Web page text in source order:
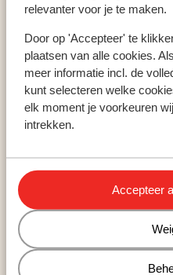
relevanter voor je te maken.
Door op 'Accepteer' te
plaatsen van alle cookies.
meer informatie incl. de
kunt selecteren welke
elk moment je voorkeuren
intrekken.
Accepteer
Populaire
Skicircus
Ski
Over
Over
Pers